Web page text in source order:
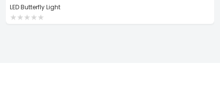
LED Butterfly Light
★★★★★